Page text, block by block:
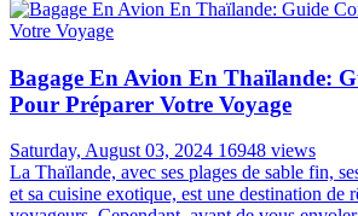
Bagage En Avion En Thaïlande:
Pour Préparer Votre Voyage
Saturday, August 03, 2024 16948 views
La Thaïlande, avec ses plages de sable fin,
et sa cuisine exotique, est une destination de